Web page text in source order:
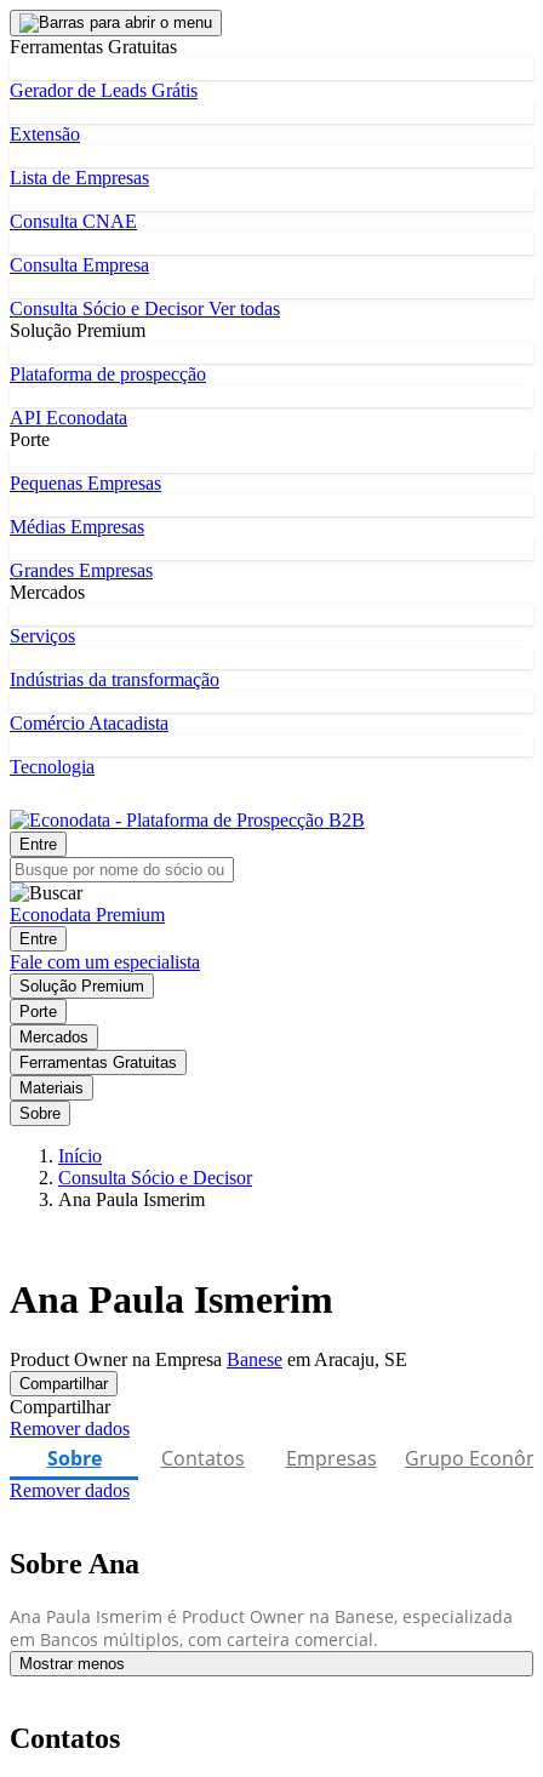
Ferramentas Gratuitas
Gerador de Leads Grátis
Extensão
Lista de Empresas
Consulta CNAE
Consulta Empresa
Consulta Sócio e DecisorVer todas
Solução Premium
Plataforma de prospecção
API Econodata
Porte
Pequenas Empresas
Médias Empresas
Grandes Empresas
Mercados
Serviços
Indústrias da transformação
Comércio Atacadista
Tecnologia
Entre
Econodata Premium
Entre
Fale com um especialista
Solução Premium
Porte
Mercados
Ferramentas Gratuitas
Materiais
Sobre
Início
Consulta Sócio e Decisor
Ana Paula Ismerim
Ana Paula Ismerim
Product Owner na Empresa Banese em Aracaju, SE
Compartilhar
Compartilhar
Remover dados
Sobre Contatos Empresas Grupo
Remover dados
Sobre Ana
Ana Paula Ismerim é Product Owner na Banese, especializada
em Bancos múltiplos, com carteira comercial.
Mostrar menos
Contatos